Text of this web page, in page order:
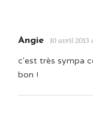
Angie 10 avril 2013
c'est très sympa
bon !